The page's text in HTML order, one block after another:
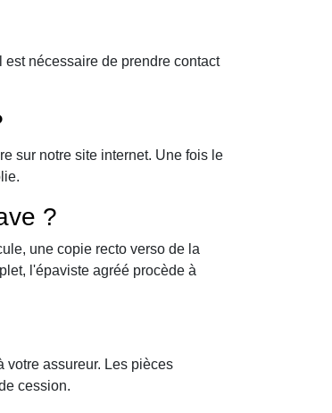
nécessaire de prendre contact
sur notre site internet. Une fois le
?
une copie recto verso de la
l'épaviste agréé procède à
votre assureur. Les pièces
cession.